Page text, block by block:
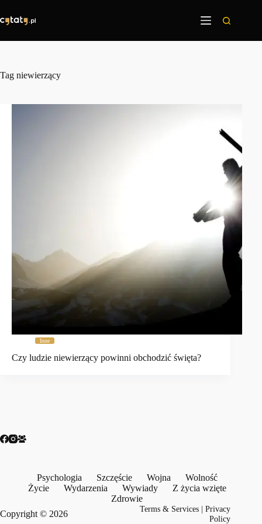
treści
Tag niewierzący
Inne
Czy ludzie niewierzący powinni obchodzić święta?
Psychologia Szczęście Wojna
Wolność
Życie
Wydarzenia Wywiady
Z życia wzięte
Zdrowie
Copyright © 2026
Terms & Services |Privacy
Policy